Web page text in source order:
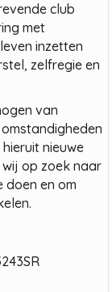
club
met
inzetten
zelfregie en
van
nieuwe
op zoek naar
doen en om